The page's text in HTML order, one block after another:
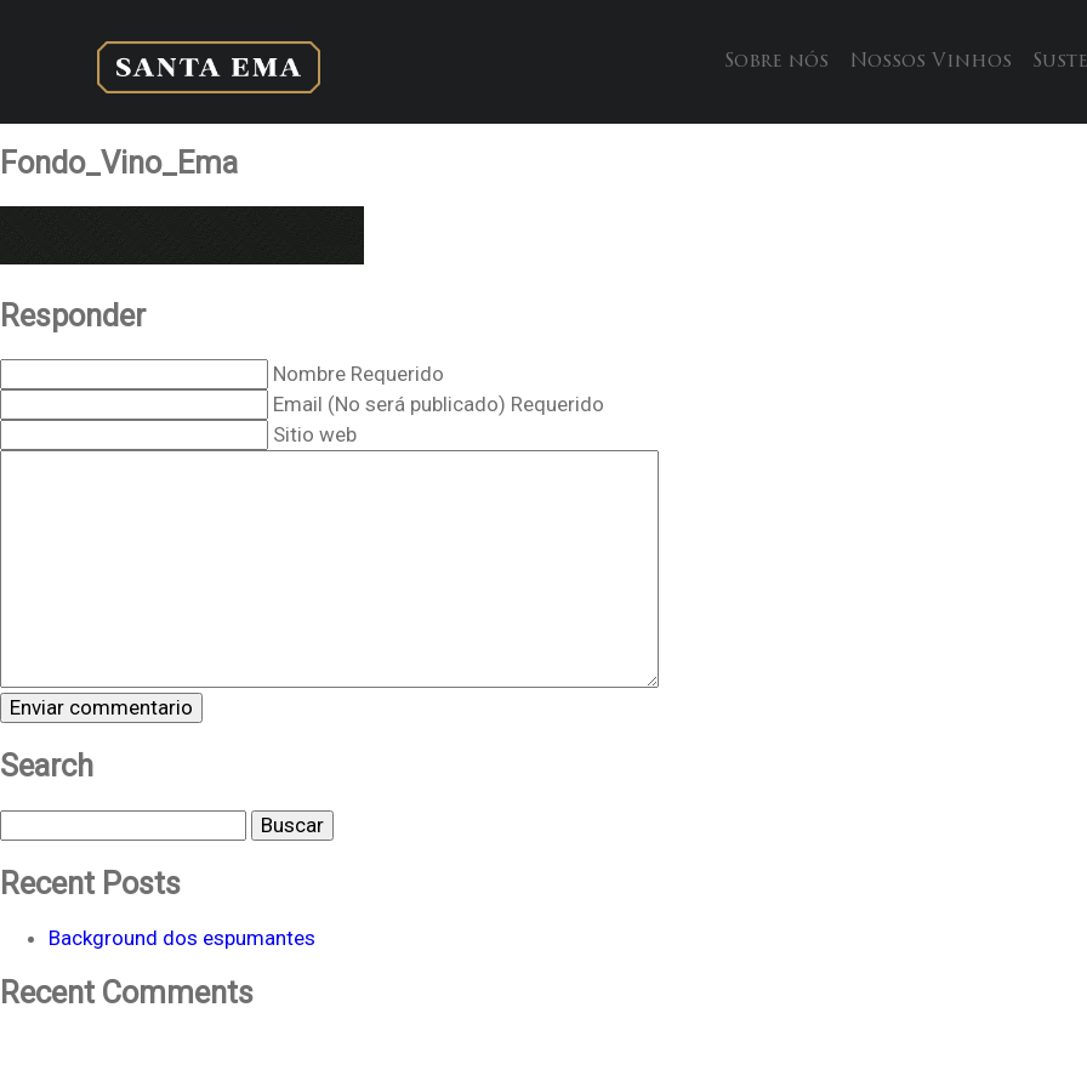
Sobre nós Nossos Vinhos
Fondo_Vino_Ema
Responder
Nombre Requerido
Email (No será publicado) Requerido
Sitio web
Search
Buscar
Recent Posts
Background dos espumantes
Recent Comments